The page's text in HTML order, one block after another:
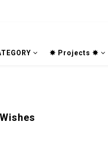
✸ Projects ✸